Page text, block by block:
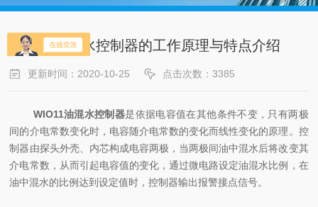
WIO11油混水控制器的工作原理与特点介绍
更新时间：2020-10-25 点击次数：3385
WIO11油混水控制器是依据电容值在其他条件不变，只有两极
间的介电常数变化时，电容随介电常数的变化而线性变化的原理。控
制器由探头外壳、内芯构成电容两极，当两极间油中混水后将改变其
介电常数，从而引起电容值的变化，通过微电路设定油混水比例，在
油中混水的比例达到设定值时，控制器输出报警接点信号。